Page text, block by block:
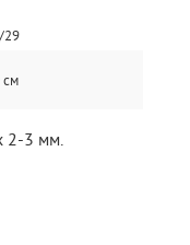
29
см
2-3 мм.